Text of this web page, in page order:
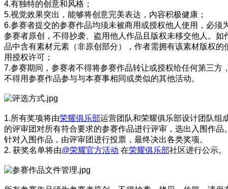
4.有独特的创意和风格；
5.视觉效果突出，能够将创意完美表达，内容积极健康；
6.参赛者提交的参赛作品均须未被商用或授权他人使用，必须
参赛者原创，不得抄袭、盗用他人作品且版权未移交他人。如
品中含有素材元素（非原创部分），作者需拥有该素材版权的
用授权许可；
7.参赛期间，参赛者不得将参赛作品转让或授权给任何第三方
不得用参赛作品参与与本赛事相同或类似的其他活动。
1.所有奖项将由荣耀俱乐部运营团队和荣耀俱乐部设计团队组
的评审团对所有符合要求的参赛作品进行评审，选出入围作品
针对入围作品，由评审团进行投票，最终决出各类奖项。
2. 获奖名单将由@荣耀官方活动 在荣耀俱乐部社区进行公示。